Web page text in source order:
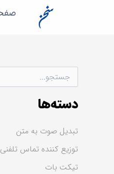
س
ج
ب
ر
ا
ی
:
دسته‌ها
تبدیل صوت به متن
توزیع کننده تماس تلفنی
تیکت بات